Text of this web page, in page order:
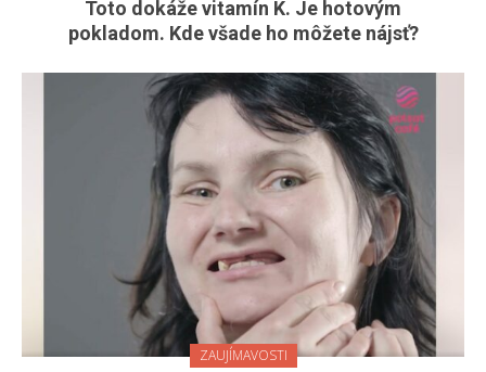
Toto dokáže vitamín K. Je hotovým
pokladom. Kde všade ho môžete nájsť?
ZAUJÍMAVOSTI